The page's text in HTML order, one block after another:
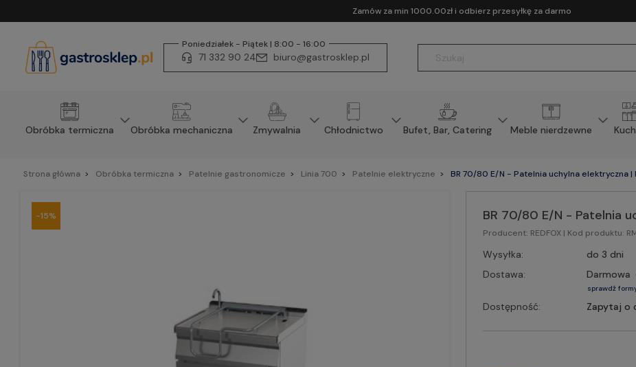
Zamów za min 1000.00zł i odbierz przesyłkę za darmo
Poniedziałek - Piątek | 8:00 - 16:00
71 332 90 24 biuro@gastrosklep.pl
Obróbka termiczna Obróbka mechaniczna Zmywalnia Chłodnictwo Bufet, Bar, Catering Meble nierdzewne
Strona główna Obróbka termiczna Patelnie gastronomicze Linia 700 Patelnie elektryczne BR 70/80 E/N - Patelnia uchylna elektryczna |
-15% BR 70/80 E/N - Patelnia
Producent: REDFOX | Kod produktu:
Wysyłka:
do 3 dni
Dostawa:
Darmowa
sprawdź
Dostępność: Zapytaj o